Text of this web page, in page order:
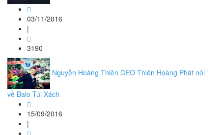
03/11/2016
|
3190
Nguyễn Hoàng Thiên CEO Thiên Hoàng Phát nói
về Balo Túi Xách
15/09/2016
|